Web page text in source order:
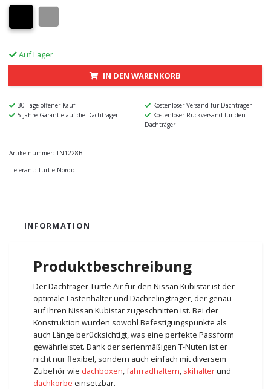
Auf Lager
IN DEN WARENKORB
30 Tage offener Kauf
Kostenloser Versand für Dachträger
5 Jahre Garantie auf die Dachträger
Kostenloser Rückversand für den
Dachträger
Artikelnummer: TN1228B
Lieferant: Turtle Nordic
INFORMATION
Produktbeschreibung
Der Dachträger Turtle Air für den Nissan Kubistar ist der
optimale Lastenhalter und Dachrelingträger, der genau
auf Ihren Nissan Kubistar zugeschnitten ist. Bei der
Konstruktion wurden sowohl Befestigungspunkte als
auch Länge berücksichtigt, was eine perfekte Passform
gewährleistet. Dank der serienmäßigen T-Nuten ist er
nicht nur flexibel, sondern auch einfach mit diversem
Zubehör wie dachboxen,fahrradhaltern, skihalterund
dachkörbe einsetzbar.